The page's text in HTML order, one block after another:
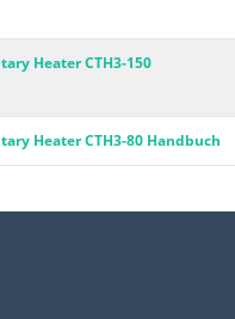
Heater CTH3-150
Heater CTH3-80 Handbuch